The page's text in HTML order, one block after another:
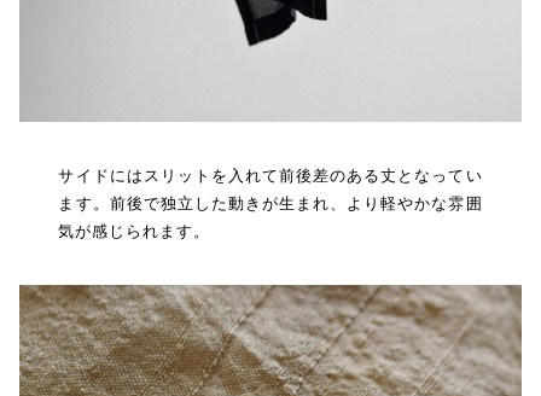
サイドにはスリットを入れて前後差のある丈となってい
ます。前後で独立した動きが生まれ、より軽やかな雰囲
気が感じられます。